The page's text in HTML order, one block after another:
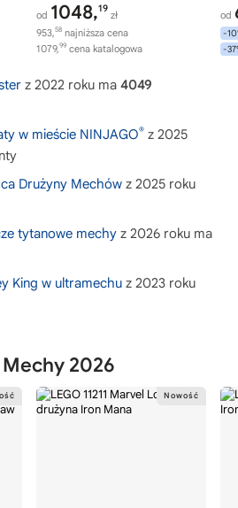
od 1048,19
zł
953,58 najniższa cena
1079,99 cena katalogowa
od
-
-
z 2022 roku ma 4049
w mieście NINJAGO® z 2025
Drużyny Mechów z 2025 roku
tytanowe mechy z 2026 roku ma
King w ultramechu z 2023 roku
2026